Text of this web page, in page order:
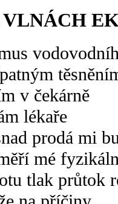
VLNÁCH
v čekárně
lékaře
prodá mi
mé
tlak průtok